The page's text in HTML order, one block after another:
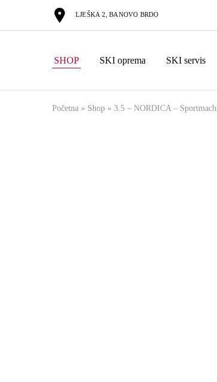
LJEŠKA 2, BANOVO BRDO
SHOP SKI oprema SKI servis
Početna » Shop » 3.5 – NORDICA –